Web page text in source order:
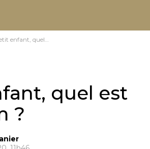
enfant, quel est ton nom ?
quel est
?